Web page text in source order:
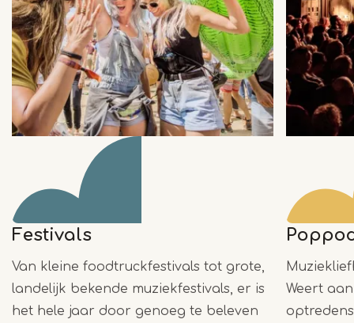
Festivals
Van kleine foodtruckfestivals tot grote,
landelijk bekende muziekfestivals, er is
het hele jaar door genoeg te beleven
Weert